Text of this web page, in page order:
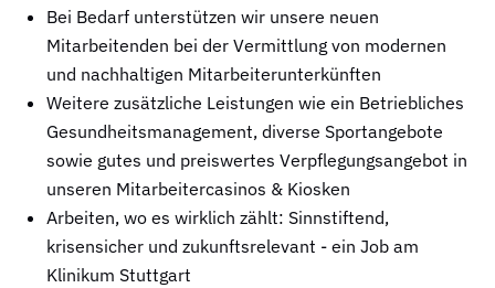
Bei Bedarf unterstützen wir unsere neuen
Mitarbeitenden bei der Vermittlung von modernen
und nachhaltigen Mitarbeiterunterkünften
Weitere zusätzliche Leistungen wie ein Betriebliches
Gesundheitsmanagement, diverse Sportangebote
sowie gutes und preiswertes Verpflegungsangebot in
unseren Mitarbeitercasinos & Kiosken
Arbeiten, wo es wirklich zählt: Sinnstiftend,
krisensicher und zukunftsrelevant - ein Job am
Klinikum Stuttgart